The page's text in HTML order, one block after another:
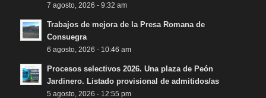
7 agosto, 2026 - 9:32 am
Trabajos de mejora de la Presa Romana de
Consuegra
6 agosto, 2026 - 10:46 am
Procesos selectivos 2026. Una plaza de Peón
Jardinero. Listado provisional de admitidos/as
5 agosto, 2026 - 12:55 pm